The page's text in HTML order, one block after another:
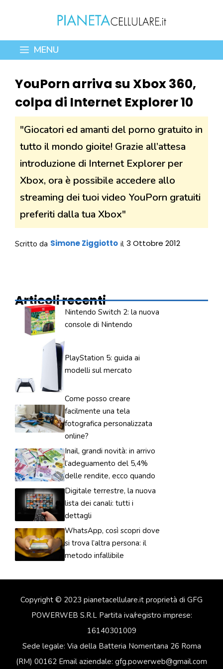
contenuto
MENU
YouPorn arriva su Xbox 360,
colpa di Internet Explorer 10
"Giocatori ed amanti del porno gratuito in
tutto il mondo gioite! Grazie all’attesa
introduzione di Internet Explorer per
Xbox, ora è possibile accedere allo
streaming dei tuoi video YouPorn gratuiti
preferiti dalla tua Xbox"
Scritto da Simone Ziggiotto il 3 Ottobre 2012
Articoli recenti
Nintendo Switch 2: la nuova
console di Nintendo
PlayStation 5: guida ai
modelli sul mercato
Come posso creare
facilmente una tela
fotografica personalizzata
online?
Inail, grandi novità: in arrivo
l’adeguamento del 5,4%
delle rendite, ecco quando
Digitale terrestre, la nuova
lista dei canali: tutti i
dettagli
WhatsApp, così scopri dove
si trova l’altra persona: il
metodo infallibile
Copyright © 2023 pianetacellulare.it proprietà di GFG
POWERWEB S.R.L Partita iva/registro imprese:
16140301009
Sede legale: Via della Batteria Nomentana 26 Roma
(RM) 00162 Email aziendale: gfg.powerweb@gmail.com